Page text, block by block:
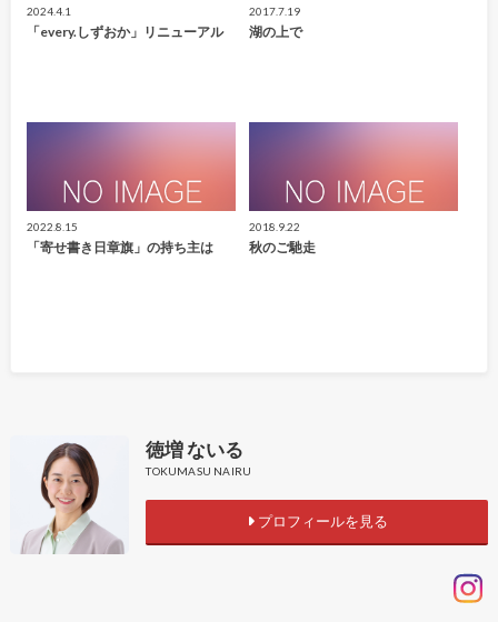
2024.4.1
「every.しずおか」リニューアル
2017.7.19
湖の上で
2022.8.15
「寄せ書き日章旗」の持ち主は
2018.9.22
秋のご馳走
徳増 ないる
TOKUMASU NAIRU
プロフィールを見る